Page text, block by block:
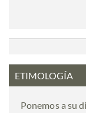
ETIMOLOGÍA
Ponemos a su